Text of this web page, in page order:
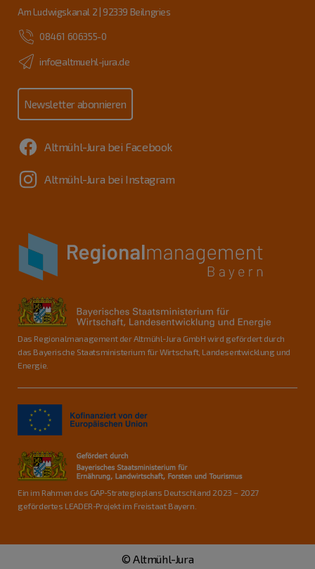
Am Ludwigskanal 2 | 92339 Beilngries
08461 606355-0
info@altmuehl-jura.de
Newsletter abonnieren
Altmühl-Jura bei Facebook
Altmühl-Jura bei Instagram
Das Regionalmanagement der Altmühl-Jura GmbH wird gefördert durch
das Bayerische Staatsministerium für Wirtschaft, Landesentwicklung und
Energie.
Ein im Rahmen des GAP-Strategieplans Deutschland 2023 – 2027
gefördertes LEADER-Projekt im Freistaat Bayern.
© Altmühl-Jura